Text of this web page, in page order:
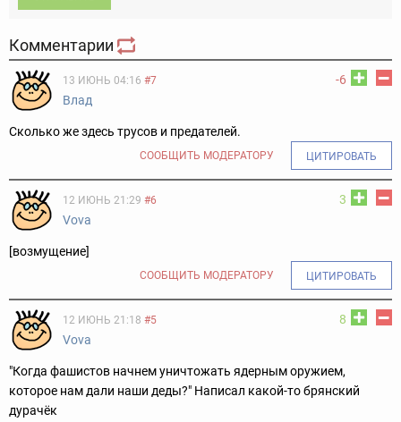
Комментарии
-6
13 ИЮНЬ 04:16 #7
Влад
Сколько же здесь трусов и предателей.
СООБЩИТЬ МОДЕРАТОРУ ЦИТИРОВАТЬ
3
12 ИЮНЬ 21:29 #6
Vova
[возмущение]
СООБЩИТЬ МОДЕРАТОРУ ЦИТИРОВАТЬ
8
12 ИЮНЬ 21:18 #5
Vova
"Когда фашистов начнем уничтожать ядерным оружием,
которое нам дали наши деды?" Написал какой-то брянский
дурачёк